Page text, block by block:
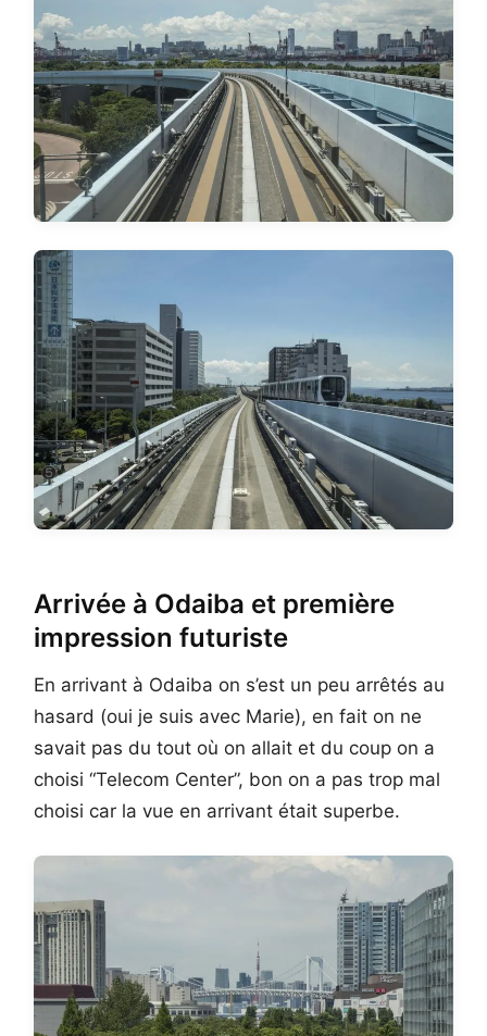
Arrivée à Odaiba et première
impression futuriste
En arrivant à Odaiba on s’est un peu arrêtés au
hasard (oui je suis avec Marie), en fait on ne
savait pas du tout où on allait et du coup on a
choisi “Telecom Center”, bon on a pas trop mal
choisi car la vue en arrivant était superbe.